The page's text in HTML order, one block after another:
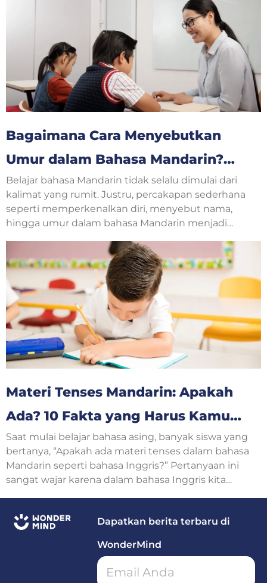
bahasa Inggris, jenis teks seperti ini disebut
Bagaimana Cara Menyebutkan
Umur dalam Bahasa Mandarin?
Yuk, Belajar Bersama!
Belajar bahasa Mandarin tidak selalu dimulai dari
kalimat yang rumit. Justru, percakapan sederhana
seperti memperkenalkan diri, menyebut nama,
hingga umur dalam bahasa Mandarin menjadi
berkenalan dengan teman baru, guru, atau
mengikuti kelas bahasa Mandarin, pertanyaan
tentang usia sering muncul dalam percakapan
sehari-hari.
Materi Tenses Mandarin: Apakah
Ada? 10 Fakta yang Harus Kamu
Ketahui
Saat mulai belajar bahasa asing, banyak siswa yang
bertanya, “Apakah ada materi tenses dalam bahasa
Mandarin seperti bahasa Inggris?” Pertanyaan ini
sangat wajar karena dalam bahasa Inggris kita
Dapatkan berita terbaru di
WonderMind